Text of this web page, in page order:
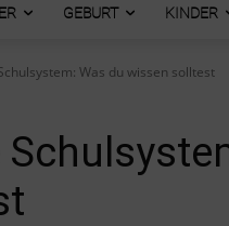
GEBURT KINDER
Was du wissen solltest